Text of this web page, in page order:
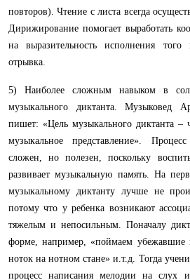
повторов). Чтение с листа всегда
Дирижирование помогает выработать
на выразительность исполнения
отрывка.
5) Наиболее сложным навыком в
музыкального диктанта. Музыковед
пишет: «Цель музыкального диктанта –
музыкальное представление».
сложен, но полезен, поскольку
развивает музыкальную память. На
музыкальному диктанту лучше не
потому что у ребенка возникают
тяжелым и непосильным. Поначалу
форме, например, «поймаем убежавшие
ноток на нотном стане» и.т.д. Тогда
процесс написания мелодии на слух